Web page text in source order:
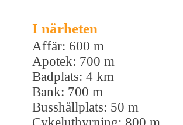
I närheten
Affär: 600 m
Apotek: 700 m
Badplats: 4 km
Bank: 700 m
Busshållplats: 50 m